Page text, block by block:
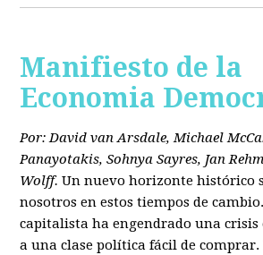
Manifiesto de la
Economia
Por: David van Arsdale, Michael
Panayotakis, Sohnya Sayres, Jan
Wolff. Un nuevo horizonte histórico
nosotros en estos tiempos de
capitalista ha engendrado una
a una clase política fácil de